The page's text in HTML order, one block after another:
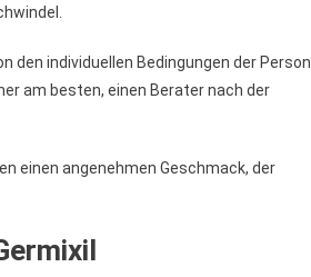
den individuellen Bedingungen der
am besten, einen Berater nach der
einen angenehmen Geschmack, der